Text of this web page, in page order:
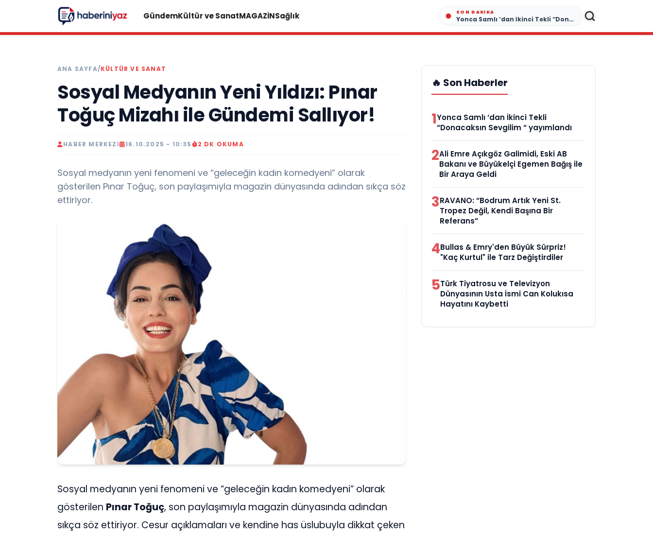
GündemKültür ve SanatMAGAZİNSağlık SON DAKIKA
Yonca Samlı ‘dan İkinci Tekli “Donacaksın Sevgilim “ yayımlandı
ANA SAYFA/KÜLTÜR VE SANAT
Sosyal Medyanın Yeni Yıldızı: Pınar
Toğuç Mizahı ile Gündemi Sallıyor!
HABER MERKEZI 16.10.2025 - 10:35 2 DK OKUMA
Sosyal medyanın yeni fenomeni ve “geleceğin kadın komedyeni” olarak
gösterilen Pınar Toğuç, son paylaşımıyla magazin dünyasında adından sıkça söz
ettiriyor.
Sosyal medyanın yeni fenomeni ve “geleceğin kadın komedyeni” olarak
gösterilen Pınar Toğuç, son paylaşımıyla magazin dünyasında adından
sıkça söz ettiriyor. Cesur açıklamaları ve kendine has üslubuyla dikkat çeken
🔥 Son Haberler
1Yonca Samlı ‘dan İkinci Tekli
“Donacaksın Sevgilim “ yayımlandı
2Ali Emre Açıkgöz Galimidi, Eski AB
Bakanı ve Büyükelçi Egemen Bağış ile
Bir Araya Geldi
3RAVANO: “Bodrum Artık Yeni St.
Tropez Değil, Kendi Başına Bir
Referans”
4Bullas & Emry'den Büyük Sürpriz!
"Kaç Kurtul" ile Tarz Değiştirdiler
5Türk Tiyatrosu ve Televizyon
Dünyasının Usta İsmi Can Kolukısa
Hayatını Kaybetti